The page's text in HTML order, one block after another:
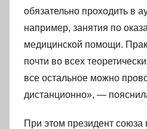
обязательно проходить в
например, занятия по
медицинской помощи.
почти во всех
все остальное можно
дистанционно», —
При этом президент союза